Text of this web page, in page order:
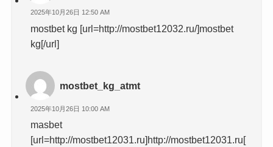
2025年10月26日 12:50 AM
mostbet kg [url=http://mostbet12032.ru/]mostbet
kg[/url]
mostbet_kg_atmt
2025年10月26日 10:00 AM
masbet
[url=http://mostbet12031.ru]http://mostbet12031.ru[